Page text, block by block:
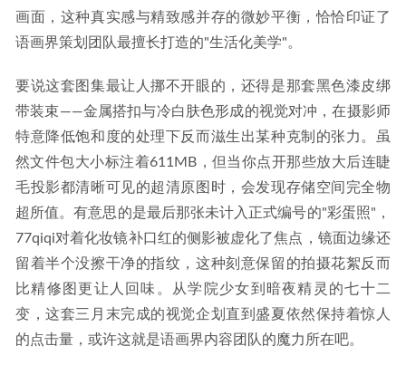
画面，这种真实感与精致感并存的微妙平衡，恰恰印证了
语画界策划团队最擅长打造的"生活化美学"。
要说这套图集最让人挪不开眼的，还得是那套黑色漆皮绑
带装束——金属搭扣与冷白肤色形成的视觉对冲，在摄影师
特意降低饱和度的处理下反而滋生出某种克制的张力。虽
然文件包大小标注着611MB，但当你点开那些放大后连睫
毛投影都清晰可见的超清原图时，会发现存储空间完全物
超所值。有意思的是最后那张未计入正式编号的"彩蛋照"，
77qiqi对着化妆镜补口红的侧影被虚化了焦点，镜面边缘还
留着半个没擦干净的指纹，这种刻意保留的拍摄花絮反而
比精修图更让人回味。从学院少女到暗夜精灵的七十二
变，这套三月末完成的视觉企划直到盛夏依然保持着惊人
的点击量，或许这就是语画界内容团队的魔力所在吧。